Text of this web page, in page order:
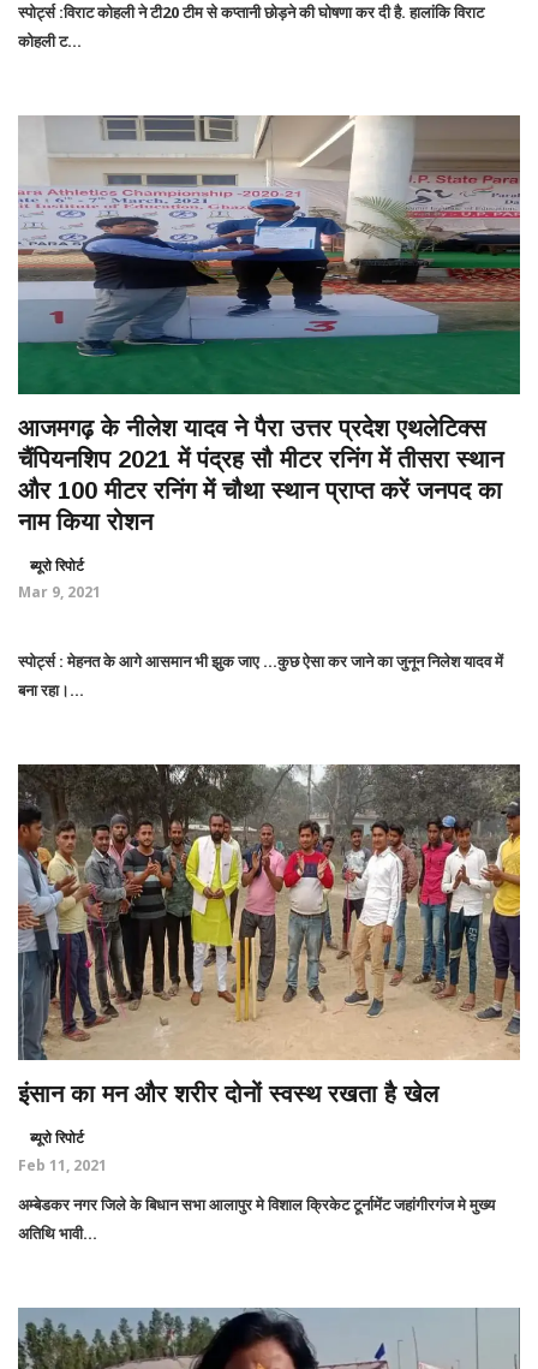
स्पोर्ट्स :विराट कोहली ने टी20 टीम से कप्तानी छोड़ने की घोषणा कर दी है. हालांकि विराट
कोहली ट...
आजमगढ़ के नीलेश यादव ने पैरा उत्तर प्रदेश एथलेटिक्स
चैंपियनशिप 2021 में पंद्रह सौ मीटर रनिंग में तीसरा स्थान
और 100 मीटर रनिंग में चौथा स्थान प्राप्त करें जनपद का
नाम किया रोशन
ब्यूरो रिपोर्ट
Mar 9, 2021
स्पोर्ट्स : मेहनत के आगे आसमान भी झुक जाए ...कुछ ऐसा कर जाने का जुनून निलेश यादव में
बना रहा।...
इंसान का मन और शरीर दोनों स्वस्थ रखता है खेल
ब्यूरो रिपोर्ट
Feb 11, 2021
अम्बेडकर नगर जिले के बिधान सभा आलापुर मे विशाल क्रिकेट टूर्नामेंट जहांगीरगंज मे मुख्य
अतिथि भावी...